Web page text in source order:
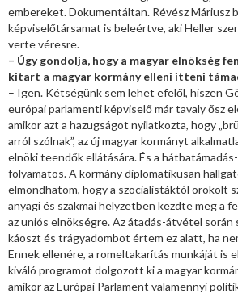
embereket. Dokumentáltan. Révész Máriusz
képviselőtársamat is beleértve, aki Heller
verte véresre.
– Úgy gondolja, hogy a magyar elnökség
kitart a magyar kormány elleni itteni
– Igen. Kétségünk sem lehet efelől, hiszen
európai parlamenti képviselő már tavaly ősz
amikor azt a hazugságot nyilatkozta, hogy
arról szólnak”, az új magyar kormányt
elnöki teendők ellátására. És a
folyamatos. A kormány diplomatikusan
elmondhatom, hogy a szocialistáktól örökölt
anyagi és szakmai helyzetben kezdte meg a
az uniós elnökségre. Az átadás-átvétel során
káoszt és trágyadombot értem ez alatt, ha
Ennek ellenére, a romeltakarítás munkáját is
kiváló programot dolgozott ki a magyar
amikor az Európai Parlament valamennyi